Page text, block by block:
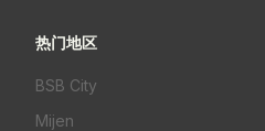
热门地区
BSB City
Mijen